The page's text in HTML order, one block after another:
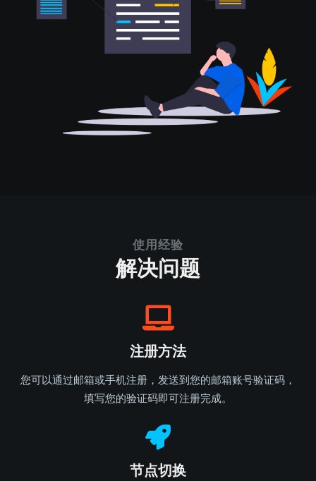
使用经验
解决问题
注册方法
您可以通过邮箱或手机注册，发送到您的邮箱账号验证码，
填写您的验证码即可注册完成。
节点切换